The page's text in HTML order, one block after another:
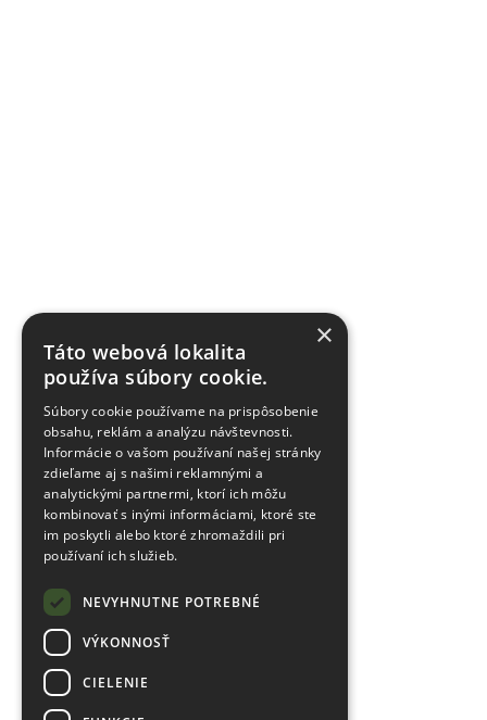
×
Táto webová lokalita
používa súbory cookie.
Súbory cookie používame na prispôsobenie
obsahu, reklám a analýzu návštevnosti.
Informácie o vašom používaní našej stránky
zdieľame aj s našimi reklamnými a
analytickými partnermi, ktorí ich môžu
kombinovať s inými informáciami, ktoré ste
im poskytli alebo ktoré zhromaždili pri
používaní ich služieb.
NEVYHNUTNE POTREBNÉ
VÝKONNOSŤ
CIELENIE